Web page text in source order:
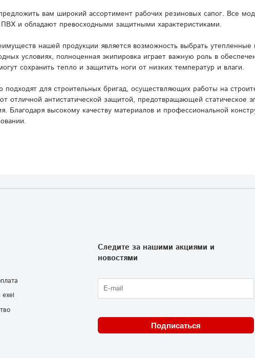
вам широкий ассортимент рабочих резиновых сапог. Все
ПВХ и обладают превосходными защитными характеристиками.
нашей продукции является возможность выбрать
условиях, полноценная экипировка играет важную роль в
сохранить тепло и защитить ноги от низких температур и влаги.
подходят для строительных бригад, осуществляющих работы на
отличной антистатической защитой, предотвращающей статическое
Благодаря высокому качеству материалов и профессиональной
exel
Следите за нашими акциями и
новостями
Подписаться